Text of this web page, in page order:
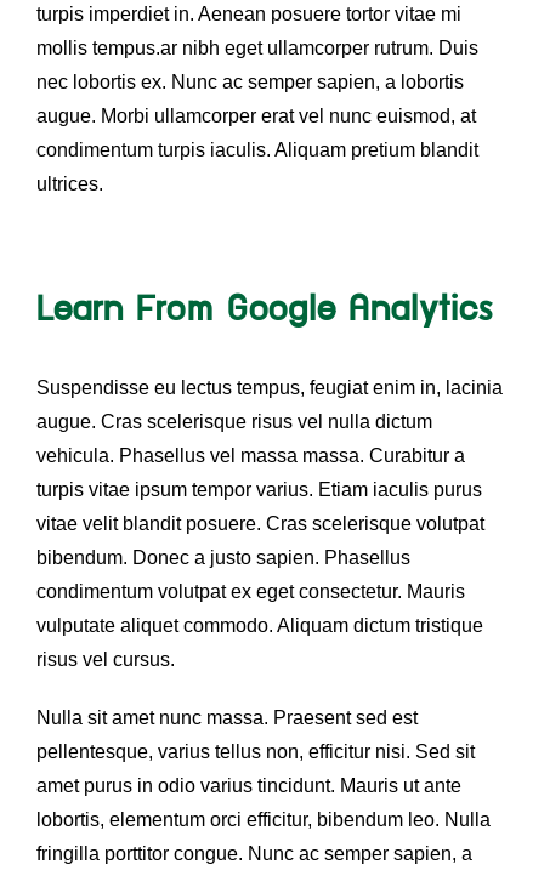
turpis imperdiet in. Aenean posuere tortor vitae mi
mollis tempus.ar nibh eget ullamcorper rutrum. Duis
nec lobortis ex. Nunc ac semper sapien, a lobortis
augue. Morbi ullamcorper erat vel nunc euismod, at
condimentum turpis iaculis. Aliquam pretium blandit
ultrices.
Learn From Google Analytics
Suspendisse eu lectus tempus, feugiat enim in, lacinia
augue. Cras scelerisque risus vel nulla dictum
vehicula. Phasellus vel massa massa. Curabitur a
turpis vitae ipsum tempor varius. Etiam iaculis purus
vitae velit blandit posuere. Cras scelerisque volutpat
bibendum. Donec a justo sapien. Phasellus
condimentum volutpat ex eget consectetur. Mauris
vulputate aliquet commodo. Aliquam dictum tristique
risus vel cursus.
Nulla sit amet nunc massa. Praesent sed est
pellentesque, varius tellus non, efficitur nisi. Sed sit
amet purus in odio varius tincidunt. Mauris ut ante
lobortis, elementum orci efficitur, bibendum leo. Nulla
fringilla porttitor congue. Nunc ac semper sapien, a